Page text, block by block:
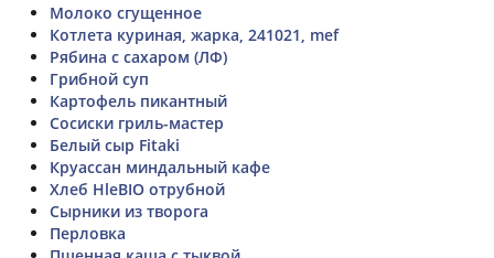
Молоко сгущенное
Котлета куриная, жарка, 241021, mef
Рябина с сахаром (ЛФ)
Грибной суп
Картофель пикантный
Сосиски гриль-мастер
Белый сыр Fitaki
Круассан миндальный кафе
Хлеб HleBIO отрубной
Сырники из творога
Перловка